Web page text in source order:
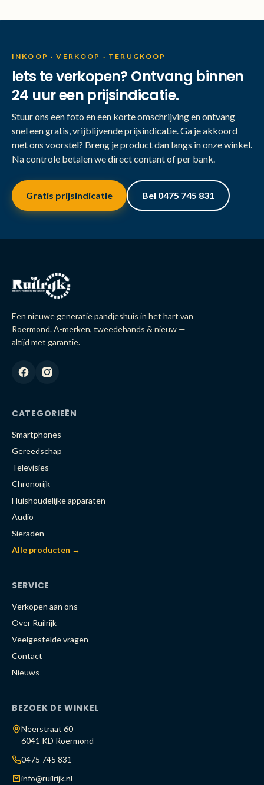
INKOOP · VERKOOP · TERUGKOOP
Iets te verkopen? Ontvang binnen
24 uur een prijsindicatie.
Stuur ons een foto en een korte omschrijving en ontvang
snel een gratis, vrijblijvende prijsindicatie. Ga je akkoord
met ons voorstel? Breng je product dan langs in onze winkel.
Na controle betalen we direct contant of per bank.
Gratis prijsindicatie Bel 0475 745 831
Een nieuwe generatie pandjeshuis in het hart van
Roermond. A-merken, tweedehands & nieuw —
altijd met garantie.
CATEGORIEËN
Smartphones
Gereedschap
Televisies
Chronorijk
Huishoudelijke apparaten
Audio
Sieraden
Alle producten →
SERVICE
Verkopen aan ons
Over Ruilrijk
Veelgestelde vragen
Contact
Nieuws
BEZOEK DE WINKEL
Neerstraat 60
6041 KD Roermond
0475 745 831
info@ruilrijk.nl